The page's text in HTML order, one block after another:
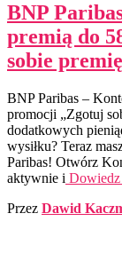
BNP
premią do
sobie
BNP Paribas –
promocji „Zgotuj
dodatkowych
wysiłku? Teraz
Paribas! Otwórz
aktywnie i
Przez Dawid